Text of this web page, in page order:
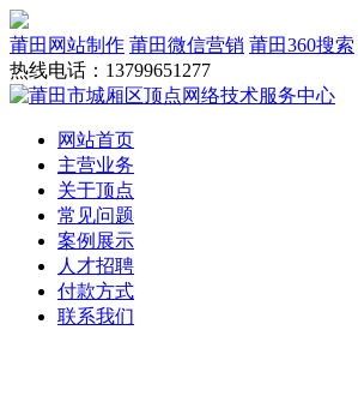
莆田网站制作 莆田微信营销 莆田360搜索
热线电话：13799651277
网站首页
主营业务
关于顶点
常见问题
案例展示
人才招聘
付款方式
联系我们